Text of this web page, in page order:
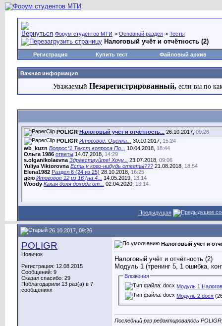
Форум студентов МТИ > Основной раздел > Тесты
Налоговый учёт и отчётность (2)
Регистрация Купить тест Файловый архив
Важная информация
Уважаемый Незарегистрированный, если вы по
POLIGR Налоговый учёт и отчётность... 26.10.2017, 09:26
POLIGR Итоговое. Оценка... 30.10.2017, 15:24
wb_kuzn Вопрос*1 Текст вопроса По... 10.04.2018, 18:44
Ольга 1986 ответы 14.07.2018, 14:29
s.olganikolaevna Здравствуйте! Хочу... 23.07.2018, 09:06
Yuliya Viktorovna Есть у кого-нибудь ответы??? 21.08.2018, 18:54
Elena1982 Раздел 6 (24 из 25) 28.10.2018, 16:25
дею Итоговое 12 из 16 (на 4... 14.05.2019, 13:14
Woody Какая доля дохода от... 02.04.2020, 13:14
Предыдущая
26.10.2017, 09:26
POLIGR
Новичок
Регистрация: 12.08.2015
Сообщений: 9
Сказал спасибо: 29
Поблагодарили 13 раз(а) в 7
сообщениях
Налоговый учёт и
Налоговый учёт и отчётность (2)
Модуль 1 (тренинг 5, 1 ошибка,
Вложения
Модуль 1
Модуль 2.docx
Последний раз редактировалось